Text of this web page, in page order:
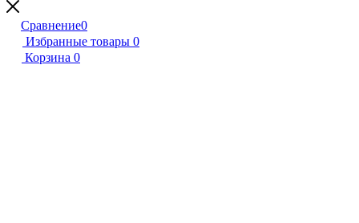
Сравнение0
Избранные товары 0
Корзина 0